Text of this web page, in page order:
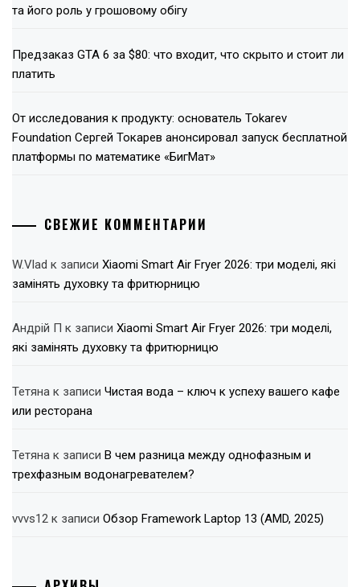
та його роль у грошовому обігу
Предзаказ GTA 6 за $80: что входит, что скрыто и стоит ли
платить
От исследования к продукту: основатель Tokarev
Foundation Сергей Токарев анонсировал запуск бесплатной
платформы по математике «БигМат»
СВЕЖИЕ КОММЕНТАРИИ
W.Vlad к записи Xiaomi Smart Air Fryer 2026: три моделі, які
замінять духовку та фритюрницю
Андрій П к записи Xiaomi Smart Air Fryer 2026: три моделі,
які замінять духовку та фритюрницю
Тетяна к записи Чистая вода – ключ к успеху вашего кафе
или ресторана
Тетяна к записи В чем разница между однофазным и
трехфазным водонагревателем?
vvvs12 к записи Обзор Framework Laptop 13 (AMD, 2025)